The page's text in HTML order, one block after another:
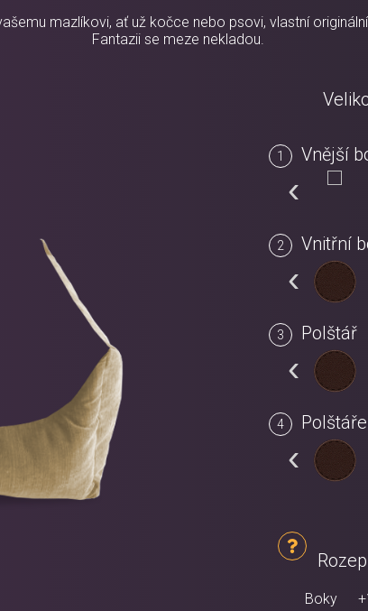
mazlíkovi, ať už kočce nebo psovi, vlastní
Fantazii se meze nekladou.
Vnější
‹
Vnitřní
‹
Polštář
‹
‹
Boky